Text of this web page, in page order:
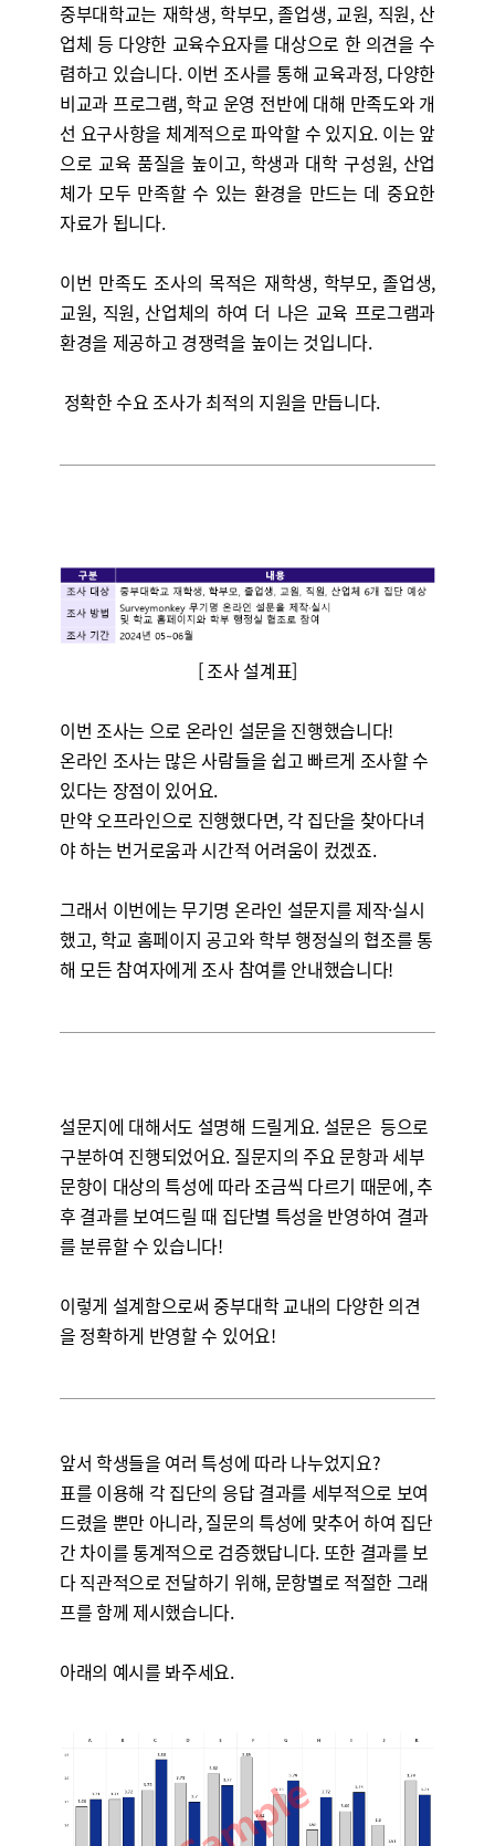
중부대학교는 재학생, 학부모, 졸업생, 교원, 직원, 산
업체 등 다양한 교육수요자를 대상으로 한 의견을 수
렴하고 있습니다. 이번 조사를 통해 교육과정, 다양한
비교과 프로그램, 학교 운영 전반에 대해 만족도와 개
선 요구사항을 체계적으로 파악할 수 있지요. 이는 앞
으로 교육 품질을 높이고, 학생과 대학 구성원, 산업
체가 모두 만족할 수 있는 환경을 만드는 데 중요한
자료가 됩니다.
이번 만족도 조사의 목적은 재학생, 학부모, 졸업생,
교원, 직원, 산업체의 하여 더 나은 교육 프로그램과
환경을 제공하고 경쟁력을 높이는 것입니다.
정확한 수요 조사가 최적의 지원을 만듭니다.
[ 조사 설계표]
이번 조사는 으로 온라인 설문을 진행했습니다!
온라인 조사는 많은 사람들을 쉽고 빠르게 조사할 수
있다는 장점이 있어요.
만약 오프라인으로 진행했다면, 각 집단을 찾아다녀
야 하는 번거로움과 시간적 어려움이 컸겠죠.
그래서 이번에는 무기명 온라인 설문지를 제작·실시
했고, 학교 홈페이지 공고와 학부 행정실의 협조를 통
해 모든 참여자에게 조사 참여를 안내했습니다!
설문지에 대해서도 설명해 드릴게요. 설문은 등으로
구분하여 진행되었어요. 질문지의 주요 문항과 세부
문항이 대상의 특성에 따라 조금씩 다르기 때문에, 추
후 결과를 보여드릴 때 집단별 특성을 반영하여 결과
를 분류할 수 있습니다!
이렇게 설계함으로써 중부대학 교내의 다양한 의견
을 정확하게 반영할 수 있어요!
앞서 학생들을 여러 특성에 따라 나누었지요?
표를 이용해 각 집단의 응답 결과를 세부적으로 보여
드렸을 뿐만 아니라, 질문의 특성에 맞추어하여 집단
간 차이를 통계적으로 검증했답니다. 또한 결과를 보
다 직관적으로 전달하기 위해, 문항별로 적절한 그래
프를 함께 제시했습니다.
아래의 예시를 봐주세요.